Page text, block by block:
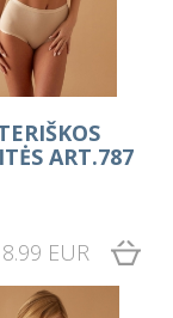
ART.787
8.99 EUR